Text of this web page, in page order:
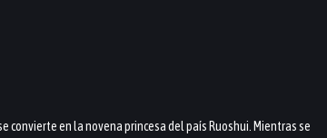
convierte en la novena princesa del país Ruoshui. Mientras se